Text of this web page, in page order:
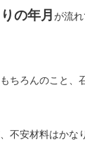
の年月が流れ
ちろんのこと、
不安材料はかな